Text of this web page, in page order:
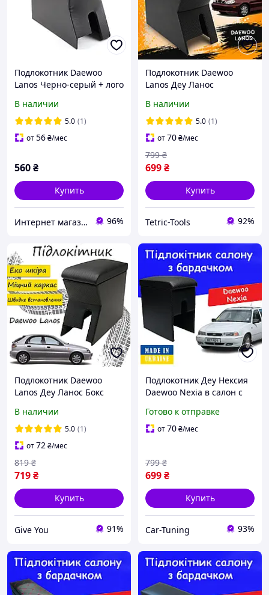
Подлокотник Daewoo
Lanos Черно-серый + лого
В наличии
5.0 (1)
от56₴/мес
560₴
Купить
Интернет магазин автотоваров "Гараж" 96%
Подлокотник Daewoo
Lanos Деу Ланос
салона обвес Бокс
бардачок Tuning
Аксессуары
В наличии
5.0 (1)
от70₴/мес
699₴
799 ₴
Купить
Tetric-Tools 92%
Подлокотник Daewoo
Lanos Деу Ланос Бокс
обвес Tuning аксессуары
В наличии
5.0 (1)
от72₴/мес
719₴
819 ₴
Купить
Give You 91%
Подлокотник Деу Нексия
Daewoo Nexia в салон с
PREMIUM!!!
Готово к отправке
от70₴/мес
699₴
799 ₴
Купить
Car-Tuning 93%